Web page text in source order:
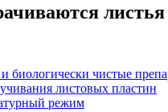
биологически чистые
листовых пластин
режим